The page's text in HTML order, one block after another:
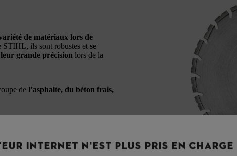
de matériaux lors de
STIHL, ils sont robustes et se
grande précision lors de la
de l’asphalte, du béton frais,
compatible avec les
INTERNET N'EST PLUS PRIS EN CHARGE